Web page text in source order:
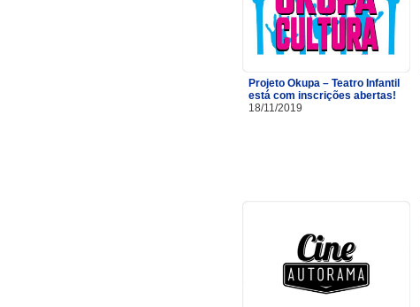
Projeto Okupa – Teatro Infantil
está com inscrições abertas!
18/11/2019